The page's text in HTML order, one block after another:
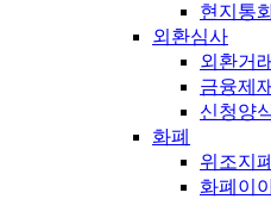
현지통
외환심사
외환거
금융제
신청양
화폐
위조지
화폐이